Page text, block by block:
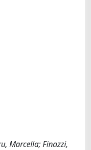
Marcella; Finazzi,